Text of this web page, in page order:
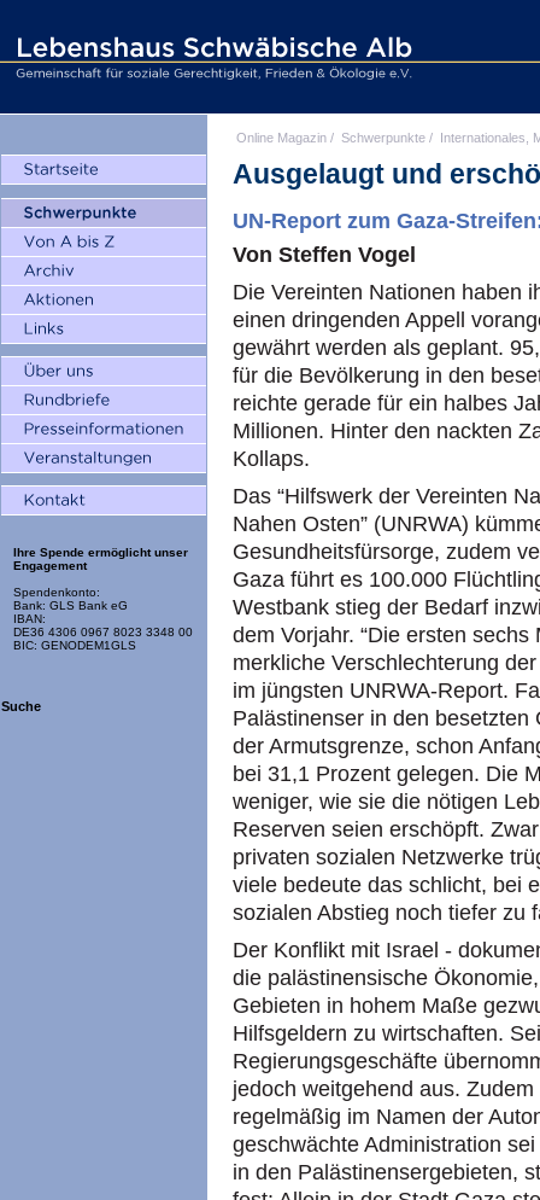
Ihre Spende ermöglicht unser
Engagement
Spendenkonto:
Bank: GLS Bank eG
IBAN:
DE36 4306 0967 8023 3348 00
BIC: GENODEM1GLS
Suche
Online Magazin / Schwerpunkte / Internationales,
Ausgelaugt und
UN-Report zum Gaza-
Von Steffen Vogel
Die Vereinten Nationen haben
einen dringenden Appell
gewährt werden als geplant.
für die Bevölkerung in den
reichte gerade für ein halbes
Millionen. Hinter den nackten
Kollaps.
Das “Hilfswerk der Vereinten
Nahen Osten” (UNRWA)
Gesundheitsfürsorge, zudem
Gaza führt es 100.000
Westbank stieg der Bedarf
dem Vorjahr. “Die ersten
merkliche Verschlechterung
im jüngsten UNRWA-Report.
Palästinenser in den
der Armutsgrenze, schon
bei 31,1 Prozent gelegen. Die
weniger, wie sie die nötigen
Reserven seien erschöpft.
privaten sozialen Netzwerke
viele bedeute das schlicht, bei
sozialen Abstieg noch tiefer zu
Der Konflikt mit Israel -
die palästinensische
Gebieten in hohem Maße
Hilfsgeldern zu wirtschaften.
Regierungsgeschäfte
jedoch weitgehend aus.
regelmäßig im Namen der
geschwächte Administration
in den Palästinensergebieten,